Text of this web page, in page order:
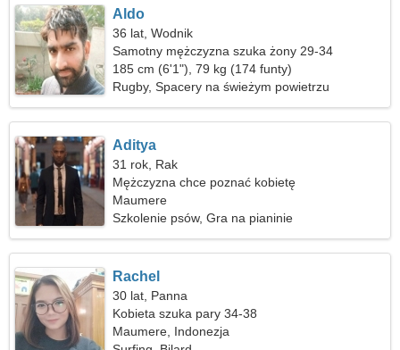
Aldo
36 lat, Wodnik
Samotny mężczyzna szuka żony 29-34
185 cm (6'1"), 79 kg (174 funty)
Rugby, Spacery na świeżym powietrzu
Aditya
31 rok, Rak
Mężczyzna chce poznać kobietę
Maumere
Szkolenie psów, Gra na pianinie
Rachel
30 lat, Panna
Kobieta szuka pary 34-38
Maumere, Indonezja